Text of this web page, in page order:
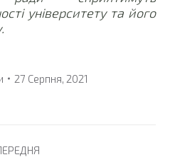
університету та його
27 Серпня, 2021